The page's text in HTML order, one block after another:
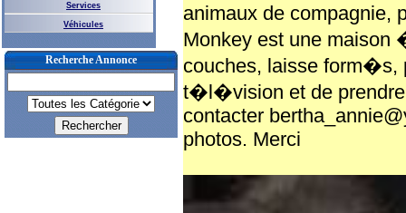
Services
Véhicules
Recherche Annonce
animaux de compagnie,
Monkey est une
couches, laisse form�s,
t�l�vision et de
contacter
photos. Merci